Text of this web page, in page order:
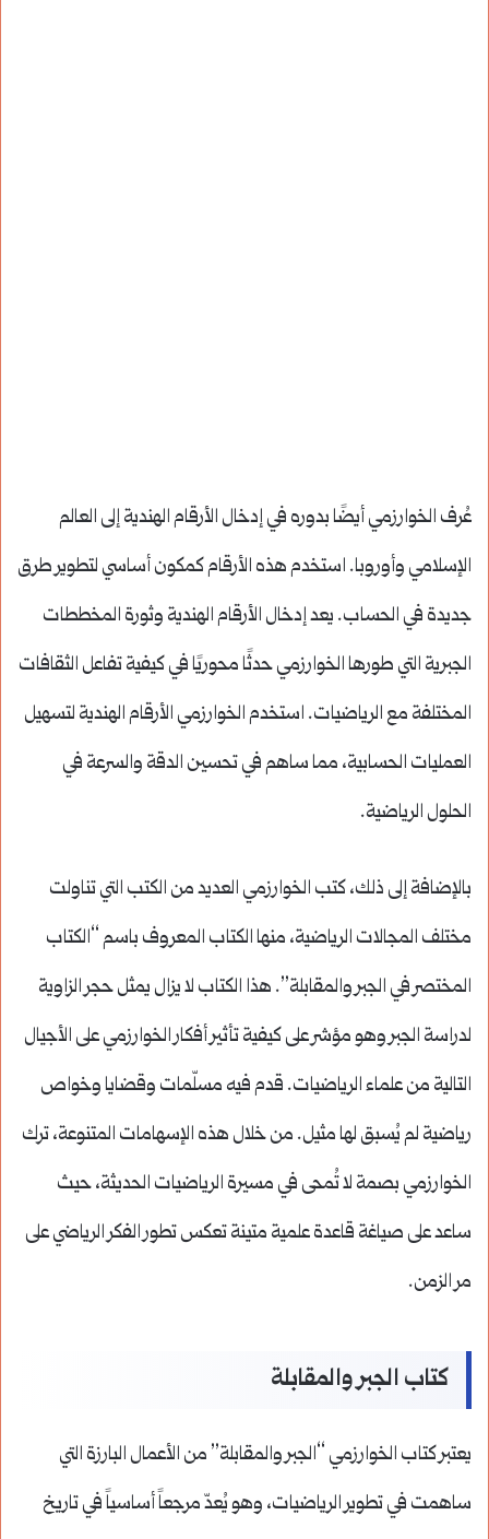
عُرف الخوارزمي أيضًا بدوره في إدخال الأرقام الهندية إلى العالم
الإسلامي وأوروبا. استخدم هذه الأرقام كمكون أساسي لتطوير طرق
جديدة في الحساب. يعد إدخال الأرقام الهندية وثورة المخططات
الجبرية التي طورها الخوارزمي حدثًا محوريًا في كيفية تفاعل الثقافات
المختلفة مع الرياضيات. استخدم الخوارزمي الأرقام الهندية لتسهيل
العمليات الحسابية، مما ساهم في تحسين الدقة والسرعة في
الحلول الرياضية.
بالإضافة إلى ذلك، كتب الخوارزمي العديد من الكتب التي تناولت
مختلف المجالات الرياضية، منها الكتاب المعروف باسم “الكتاب
المختصر في الجبر والمقابلة”. هذا الكتاب لا يزال يمثل حجر الزاوية
لدراسة الجبر وهو مؤشر على كيفية تأثير أفكار الخوارزمي على الأجيال
التالية من علماء الرياضيات. قدم فيه مسلّمات وقضايا وخواص
رياضية لم يُسبق لها مثيل. من خلال هذه الإسهامات المتنوعة، ترك
الخوارزمي بصمة لا تُمحى في مسيرة الرياضيات الحديثة، حيث
ساعد على صياغة قاعدة علمية متينة تعكس تطور الفكر الرياضي على
مر الزمن.
كتاب الجبر والمقابلة
يعتبر كتاب الخوارزمي “الجبر والمقابلة” من الأعمال البارزة التي
ساهمت في تطوير الرياضيات، وهو يُعدّ مرجعاً أساسياً في تاريخ